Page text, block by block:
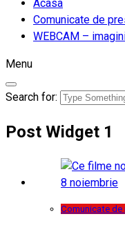
Acasa
Comunicate de
WEBCAM –
Menu
Search for:
Post Widget 1
Comunicate de